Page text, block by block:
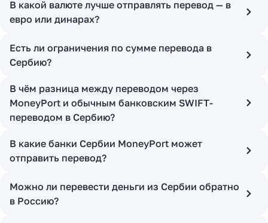
В какой валюте лучше отправлять перевод — в
евро или динарах?
Есть ли ограничения по сумме перевода в
Сербию?
В чём разница между переводом через
MoneyPort и обычным банковским SWIFT-
переводом в Сербию?
В какие банки Сербии MoneyPort может
отправить перевод?
Можно ли перевести деньги из Сербии обратно
в Россию?